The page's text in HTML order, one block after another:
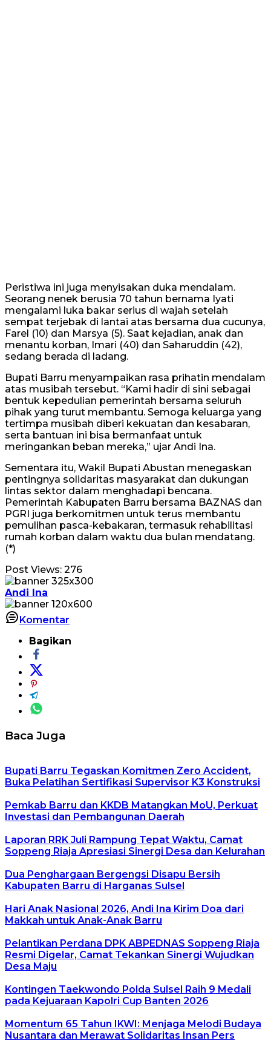
Peristiwa ini juga menyisakan duka mendalam.
Seorang nenek berusia 70 tahun bernama Iyati
mengalami luka bakar serius di wajah setelah
sempat terjebak di lantai atas bersama dua cucunya,
Farel (10) dan Marsya (5). Saat kejadian, anak dan
menantu korban, Imari (40) dan Saharuddin (42),
sedang berada di ladang.
Bupati Barru menyampaikan rasa prihatin mendalam
atas musibah tersebut. “Kami hadir di sini sebagai
bentuk kepedulian pemerintah bersama seluruh
pihak yang turut membantu. Semoga keluarga yang
tertimpa musibah diberi kekuatan dan kesabaran,
serta bantuan ini bisa bermanfaat untuk
meringankan beban mereka,” ujar Andi Ina.
Sementara itu, Wakil Bupati Abustan menegaskan
pentingnya solidaritas masyarakat dan dukungan
lintas sektor dalam menghadapi bencana.
Pemerintah Kabupaten Barru bersama BAZNAS dan
PGRI juga berkomitmen untuk terus membantu
pemulihan pasca-kebakaran, termasuk rehabilitasi
rumah korban dalam waktu dua bulan mendatang.
(*)
Post Views: 276
Andi Ina
Komentar
Bagikan
Baca Juga
Bupati Barru Tegaskan Komitmen Zero Accident,
Buka Pelatihan Sertifikasi Supervisor K3 Konstruksi
Pemkab Barru dan KKDB Matangkan MoU, Perkuat
Investasi dan Pembangunan Daerah
Laporan RRK Juli Rampung Tepat Waktu, Camat
Soppeng Riaja Apresiasi Sinergi Desa dan Kelurahan
Dua Penghargaan Bergengsi Disapu Bersih
Kabupaten Barru di Harganas Sulsel
Hari Anak Nasional 2026, Andi Ina Kirim Doa dari
Makkah untuk Anak-Anak Barru
Pelantikan Perdana DPK ABPEDNAS Soppeng Riaja
Resmi Digelar, Camat Tekankan Sinergi Wujudkan
Desa Maju
Kontingen Taekwondo Polda Sulsel Raih 9 Medali
pada Kejuaraan Kapolri Cup Banten 2026
Momentum 65 Tahun IKWI: Menjaga Melodi Budaya
Nusantara dan Merawat Solidaritas Insan Pers